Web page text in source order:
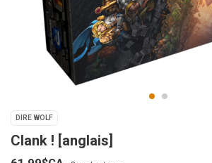
DIRE WOLF
Clank ! [anglais]